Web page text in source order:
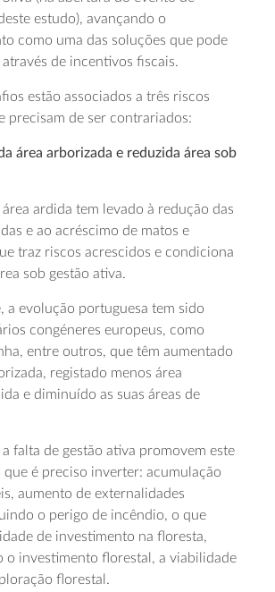
estudo), avançando o
como uma das soluções que pode
de incentivos fiscais.
estão associados a três riscos
precisam de ser contrariados:
área arborizada e reduzida área sob
ardida tem levado à redução das
e ao acréscimo de matos e
traz riscos acrescidos e condiciona
sob gestão ativa.
a evolução portuguesa tem sido
congéneres europeus, como
entre outros, que têm aumentado
registado menos área
e diminuído as suas áreas de
falta de gestão ativa promovem este
é preciso inverter: acumulação
aumento de externalidades
o perigo de incêndio, o que
de investimento na floresta,
o investimento florestal, a viabilidade
florestal.